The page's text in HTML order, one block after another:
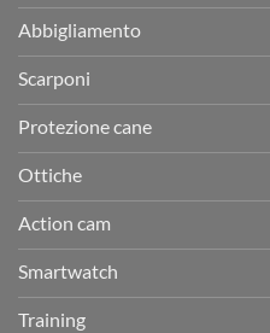
Abbigliamento
Scarponi
Protezione cane
Ottiche
Action cam
Smartwatch
Training